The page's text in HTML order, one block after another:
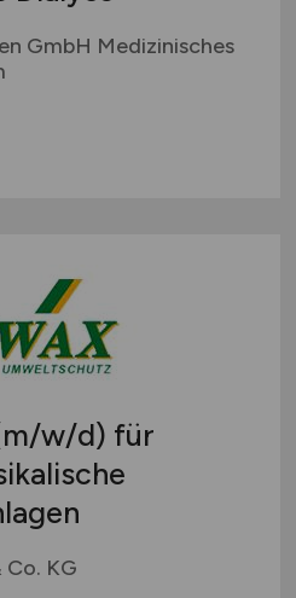
GmbH Medizinisches
w/d) für
KG